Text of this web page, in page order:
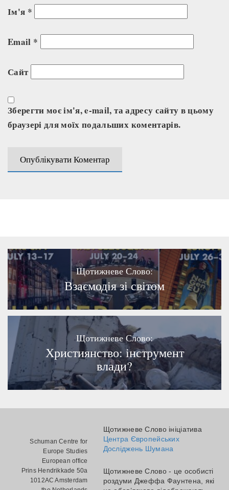
Ім'я *
Email *
Сайт
Зберегти моє ім'я, e-mail, та адресу сайту в цьому
браузері для моїх подальших коментарів.
Щотижневе Слово:
Взаємодія зі світом
Щотижневе Слово:
Християнство: інструмент
влади?
Schuman Centre for
Europe Studies
European office
Prins Hendrikkade 50a
1012AC Amsterdam
Щотижневе Слово ініціатива
Центра Європейських
Досліджень Шумана
Щотижневе Слово - це особисті
роздуми Джеффа Фаунтена, які